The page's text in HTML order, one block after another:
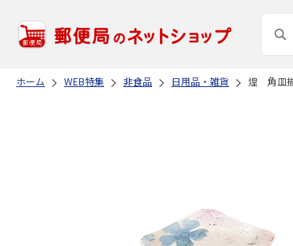
ホーム WEB特集 非食品 日用品・雑貨 煌 角皿